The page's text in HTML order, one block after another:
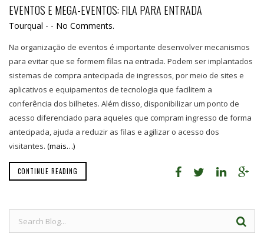
EVENTOS E MEGA-EVENTOS: FILA PARA ENTRADA
Tourqual - - No Comments.
Na organização de eventos é importante desenvolver mecanismos
para evitar que se formem filas na entrada. Podem ser implantados
sistemas de compra antecipada de ingressos, por meio de sites e
aplicativos e equipamentos de tecnologia que facilitem a
conferência dos bilhetes. Além disso, disponibilizar um ponto de
acesso diferenciado para aqueles que compram ingresso de forma
antecipada, ajuda a reduzir as filas e agilizar o acesso dos
visitantes. (mais…)
CONTINUE READING